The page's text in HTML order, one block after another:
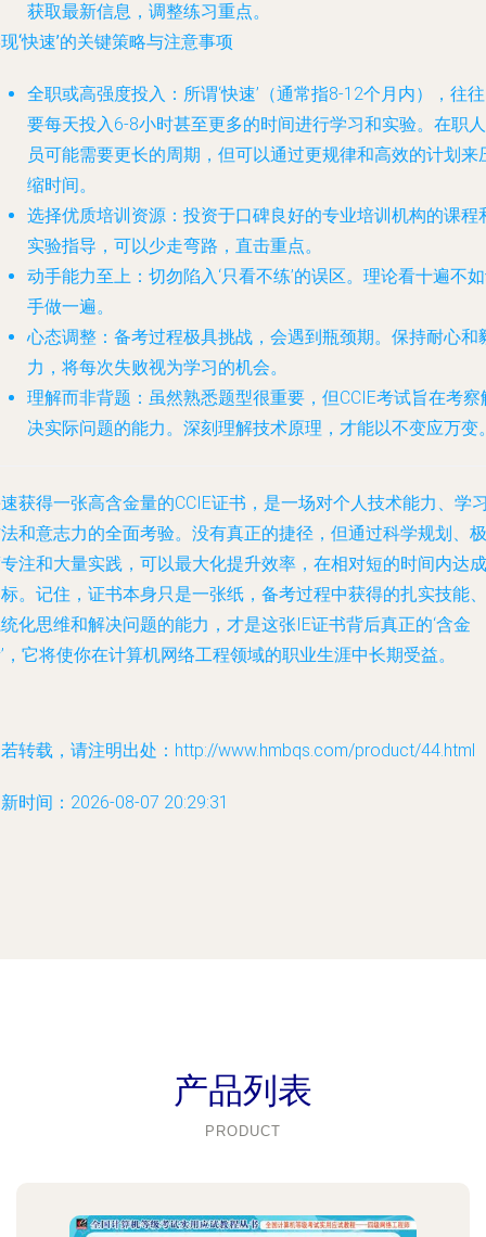
获取最新信息，调整练习重点。
‘快速’的关键策略与注意事项
全职或高强度投入 ：所谓‘快速’（通常指8-12个月内），往
要每天投入6-8小时甚至更多的时间进行学习和实验。在职人
员可能需要更长的周期，但可以通过更规律和高效的计划来
缩时间。
选择优质培训资源 ：投资于口碑良好的专业培训机构的课程
实验指导，可以少走弯路，直击重点。
动手能力至上 ：切勿陷入‘只看不练’的误区。理论看十遍不
手做一遍。
心态调整 ：备考过程极具挑战，会遇到瓶颈期。保持耐心和
力，将每次失败视为学习的机会。
理解而非背题 ：虽然熟悉题型很重要，但CCIE考试旨在考察
决实际问题的能力。深刻理解技术原理，才能以不变应万变
获得一张高含金量的CCIE证书，是一场对个人技术能力、学
和意志力的全面考验。没有真正的捷径，但通过科学规划、极
注和大量实践，可以最大化提升效率，在相对短的时间内达成
。记住，证书本身只是一张纸，备考过程中获得的扎实技能、
化思维和解决问题的能力，才是这张IE证书背后真正的‘含金
，它将使你在计算机网络工程领域的职业生涯中长期受益。
转载，请注明出处：http://www.hmbqs.com/product/44.html
时间：2026-08-07 20:29:31
产品列表
PRODUCT